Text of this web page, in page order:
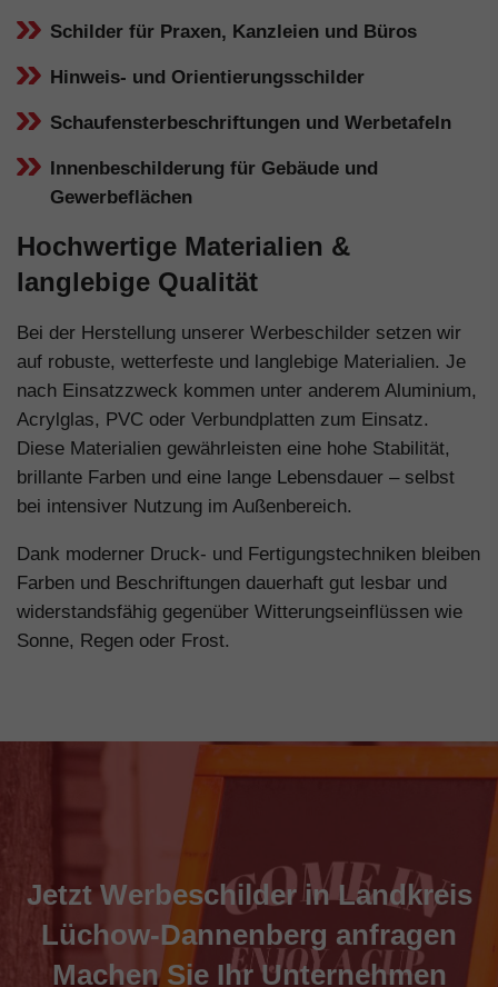
Schilder für Praxen, Kanzleien und Büros
Hinweis- und Orientierungsschilder
Schaufensterbeschriftungen und Werbetafeln
Innenbeschilderung für Gebäude und
Gewerbeflächen
Hochwertige Materialien &
langlebige Qualität
Bei der Herstellung unserer Werbeschilder setzen wir
auf robuste, wetterfeste und langlebige Materialien. Je
nach Einsatzzweck kommen unter anderem Aluminium,
Acrylglas, PVC oder Verbundplatten zum Einsatz.
Diese Materialien gewährleisten eine hohe Stabilität,
brillante Farben und eine lange Lebensdauer – selbst
bei intensiver Nutzung im Außenbereich.
Dank moderner Druck- und Fertigungstechniken bleiben
Farben und Beschriftungen dauerhaft gut lesbar und
widerstandsfähig gegenüber Witterungseinflüssen wie
Sonne, Regen oder Frost.
Jetzt Werbeschilder in Landkreis
Lüchow-Dannenberg anfragen
Machen Sie Ihr Unternehmen